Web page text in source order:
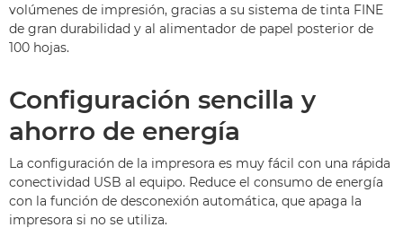
volúmenes de impresión, gracias a su sistema de tinta FINE
de gran durabilidad y al alimentador de papel posterior de
100 hojas.
Configuración sencilla y
ahorro de energía
La configuración de la impresora es muy fácil con una rápida
conectividad USB al equipo. Reduce el consumo de energía
con la función de desconexión automática, que apaga la
impresora si no se utiliza.